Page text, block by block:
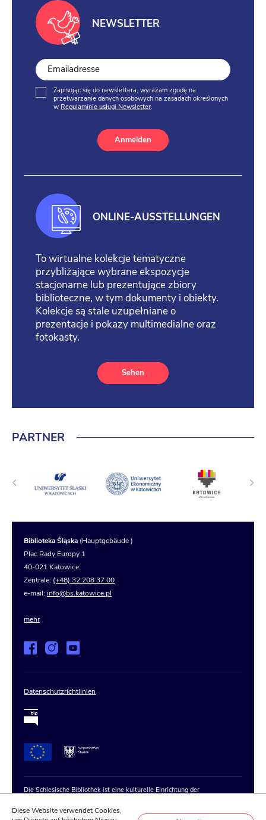
NEWSLETTER
Zapisując się do newslettera, wyrażam zgodę na
przetwarzanie danych osobowych na zasadach określonych
w Regulaminie usługi Newsletter.
Anmelden
ONLINE-AUSSTELLUNGEN
To wirtualne kolekcje tematyczne
przybliżające wybrane ekspozycje
stacjonarne lub prezentujące zbiory
biblioteczne, w tym dokumenty i obiekty.
Kolekcje są stale uzupełniane o
prezentacje i pokazy multimedialne oraz
fotokasty.
Sehen
PARTNER
Biblioteka Śląska (Hauptgebäude )
Plac Rady Europy 1
40-021 Katowice
Zentrale: (+48) 32 208 37 00
e-mail: info@bs.katowice.pl
mehr
Datenschutzrichtlinien
Copyright © 2020–2025 Biblioteka Śląska
Die Schlesische Bibliothek ist eine kulturelle Einrichtung der
Diese Website verwendet Cookies,